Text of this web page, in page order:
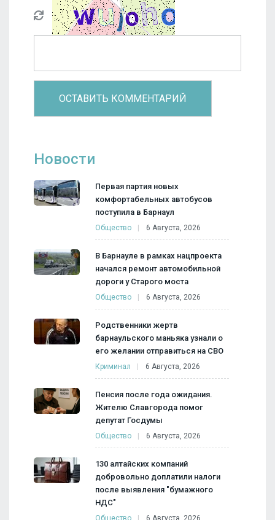
Новости
Первая партия новых
комфортабельных автобусов
поступила в Барнаул
Общество 6 Августа, 2026
В Барнауле в рамках нацпроекта
начался ремонт автомобильной
дороги у Старого моста
Общество 6 Августа, 2026
Родственники жертв
барнаульского маньяка узнали о
его желании отправиться на СВО
Криминал 6 Августа, 2026
Пенсия после года ожидания.
Жителю Славгорода помог
депутат Госдумы
Общество 6 Августа, 2026
130 алтайских компаний
добровольно доплатили налоги
после выявления "бумажного
НДС"
Общество 6 Августа, 2026